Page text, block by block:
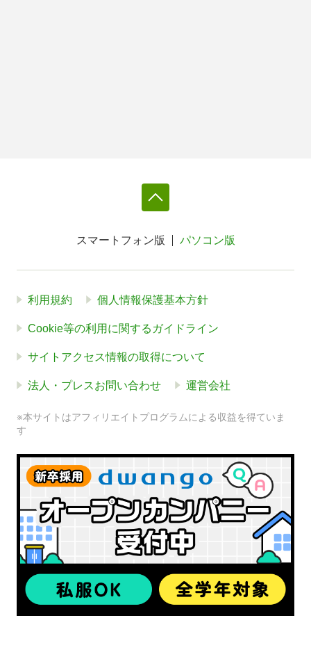
スマートフォン版 パソコン版
利用規約 個人情報保護基本方針
Cookie等の利用に関するガイドライン
サイトアクセス情報の取得について
法人・プレスお問い合わせ 運営会社
※本サイトはアフィリエイトプログラムによる収益を得ていま
す